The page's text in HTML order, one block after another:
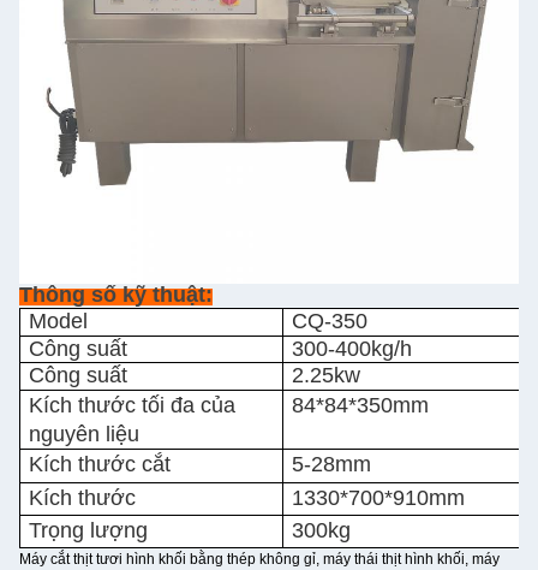
Thông số kỹ thuật:
Model
CQ-350
Công suất
300-400kg/h
Công suất
2.25kw
Kích thước tối đa của
nguyên liệu
84*84*350mm
Kích thước cắt
5-28mm
Kích thước
1330*700*910mm
Trọng lượng
300kg
Máy cắt thịt tươi hình khối bằng thép không gỉ, máy thái thịt hình khối, máy